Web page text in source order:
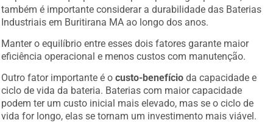
também é importante considerar a durabilidade das Baterias
Industriais em Buritirana MA ao longo dos anos.
Manter o equilíbrio entre esses dois fatores garante maior
eficiência operacional e menos custos com manutenção.
Outro fator importante é ocusto-benefício da capacidade e
ciclo de vida da bateria. Baterias com maior capacidade
podem ter um custo inicial mais elevado, mas se o ciclo de
vida for longo, elas se tornam um investimento mais viável.